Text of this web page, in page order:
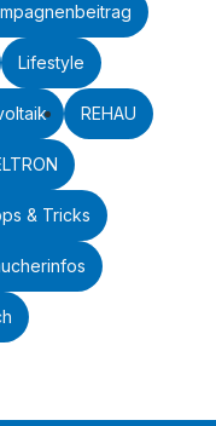
Lifestyle
REHAU
& Tricks